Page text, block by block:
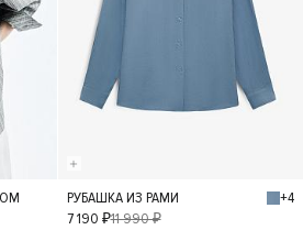
XS S
РУБАШКА ИЗ РАМИ
+4
7 190 ₽11 990 ₽